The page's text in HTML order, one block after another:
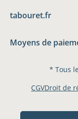
tabouret.fr
Moyens de
* Tous
CGVDroit de